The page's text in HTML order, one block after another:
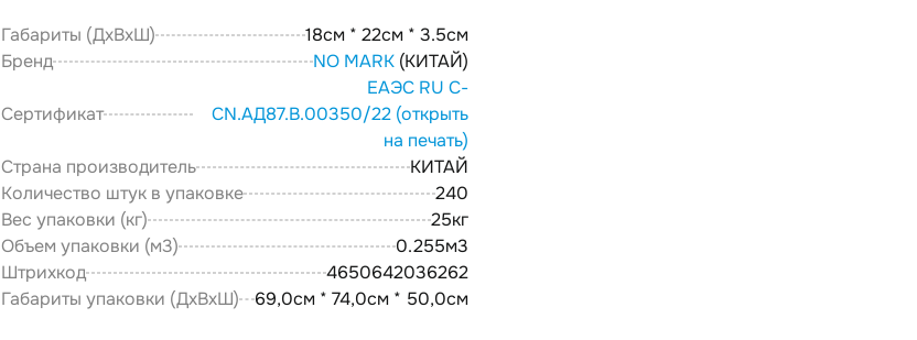
Габариты (ДxВxШ)
18см * 22см * 3.5см
Бренд
NO MARK(КИТАЙ)
Сертификат
ЕАЭС RU С-
CN.АД87.В.00350/22 (открыть
на печать)
Страна производитель
КИТАЙ
Количество штук в упаковке
240
Вес упаковки (кг)
25кг
Объем упаковки (м3)
0.255м3
Штрихкод
4650642036262
Габариты упаковки (ДxВxШ)
69,0см * 74,0см * 50,0см